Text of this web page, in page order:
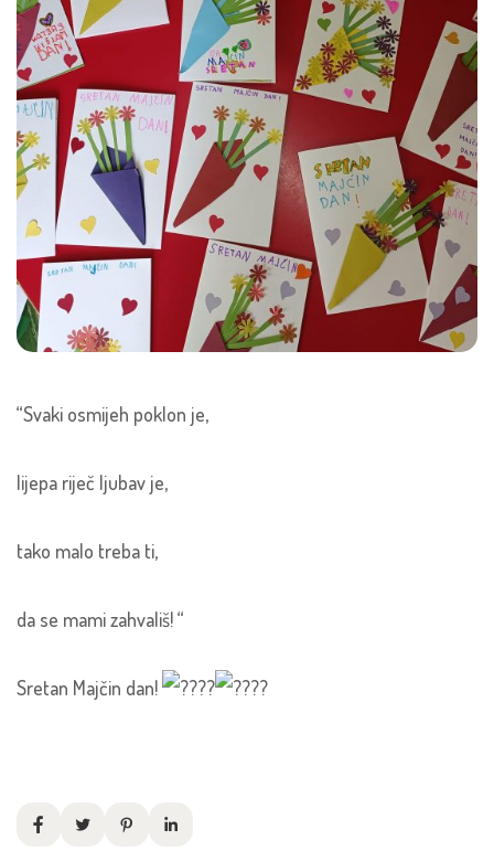
“Svaki osmijeh poklon je,
lijepa riječ ljubav je,
tako malo treba ti,
da se mami zahvališ! “
Sretan Majčin dan!